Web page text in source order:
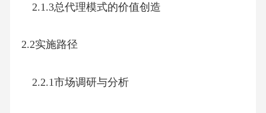
2.1.3总代理模式的价值创造
2.2实施路径
2.2.1市场调研与分析